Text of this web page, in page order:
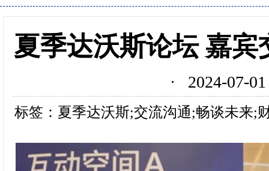
夏季达沃斯论坛 嘉
· 2024-07-
标签：夏季达沃斯;交流沟通;畅谈未来;